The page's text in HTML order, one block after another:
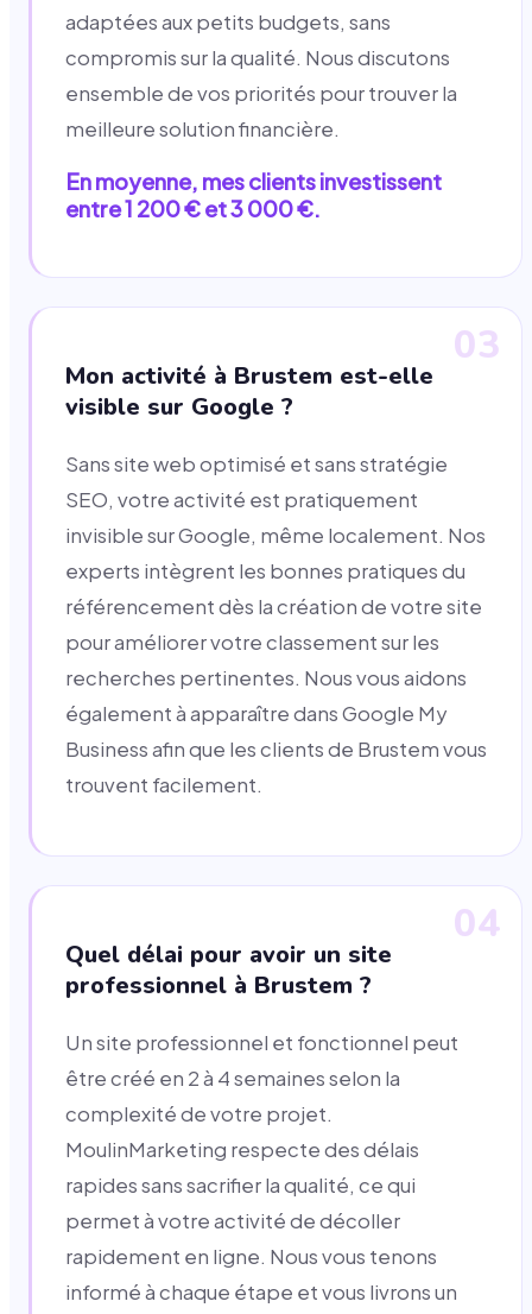
adaptées aux petits budgets, sans
compromis sur la qualité. Nous discutons
ensemble de vos priorités pour trouver la
meilleure solution financière.
En moyenne, mes clients investissent
entre 1 200 € et 3 000 €.
03
Mon activité à Brustem est-elle
visible sur Google ?
Sans site web optimisé et sans stratégie
SEO, votre activité est pratiquement
invisible sur Google, même localement. Nos
experts intègrent les bonnes pratiques du
référencement dès la création de votre site
pour améliorer votre classement sur les
recherches pertinentes. Nous vous aidons
également à apparaître dans Google My
Business afin que les clients de Brustem vous
trouvent facilement.
04
Quel délai pour avoir un site
professionnel à Brustem ?
Un site professionnel et fonctionnel peut
être créé en 2 à 4 semaines selon la
complexité de votre projet.
MoulinMarketing respecte des délais
rapides sans sacrifier la qualité, ce qui
permet à votre activité de décoller
rapidement en ligne. Nous vous tenons
informé à chaque étape et vous livrons un